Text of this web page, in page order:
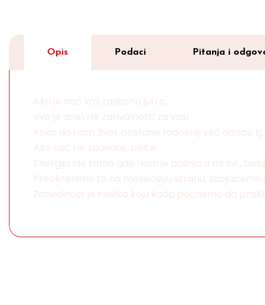
Opis Podaci Pitanja i
Ako je noć vaš radosno jutro,
ovo je dnevnik zahvalnosti za vas!
Kako da nam život postane radosniji već danas,
Ako već ne spavate, pišite.
Energija ide tamo gde nam je pažnja a mi svi
Preokrenimo to na mesečevu stranu, zasijaćemo
Zahvalnost je navika koju kada počnemo da